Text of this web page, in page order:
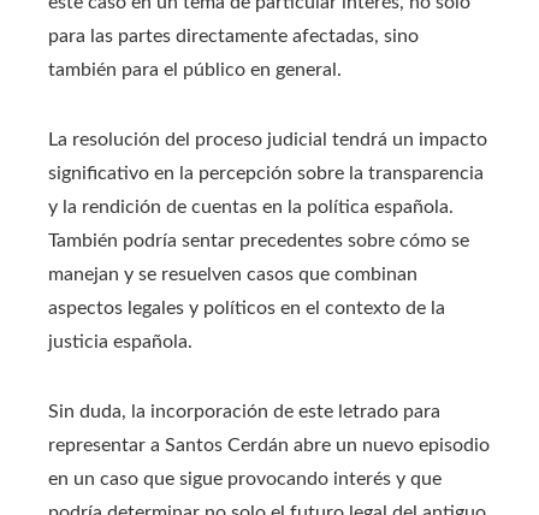
para las partes directamente afectadas, sino
también para el público en general.
La resolución del proceso judicial tendrá un impacto
significativo en la percepción sobre la transparencia
y la rendición de cuentas en la política española.
También podría sentar precedentes sobre cómo se
manejan y se resuelven casos que combinan
aspectos legales y políticos en el contexto de la
justicia española.
Sin duda, la incorporación de este letrado para
representar a Santos Cerdán abre un nuevo episodio
en un caso que sigue provocando interés y que